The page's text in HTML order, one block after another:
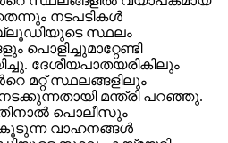
നടപടികള്‍
സ്ഥലം
പൊളിച്ചുമാറ്റേണ്ടി
ദേശീയപാതയരികിലും
മറ്റ് സ്ഥലങ്ങളിലും
മന്ത്രി പറഞ്ഞു.
പൊലീസും
വാഹനങ്ങള്‍